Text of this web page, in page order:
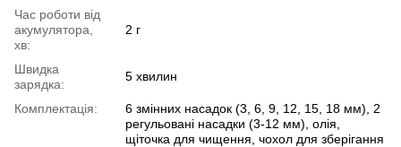
Час роботи від
акумулятора,
хв:
2 г
Швидка
зарядка:
5 хвилин
Комплектація:
6 змінних насадок (3, 6, 9, 12, 15, 18 мм), 2
регульовані насадки (3-12 мм), олія,
щіточка для чищення, чохол для зберігання